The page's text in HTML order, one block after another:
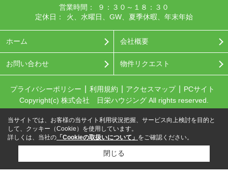
営業時間：
９：３０～１８：３０
定休日：
火、水曜日、GW、夏季休暇、年末年始
ホーム 会社概要
お問い合わせ 物件リクエスト
プライバシーポリシー 利用規約 アクセスマップ
PCサイト
Copyright(c) 株式会社 日栄ハウジング All rights reserved.
当サイトでは、お客様の当サイト利用状況把握、サービス向上検討を目的と
して、クッキー（Cookie）を使用しています。
詳しくは、当社の 「Cookieの取扱いについて」 をご確認ください。
閉じる